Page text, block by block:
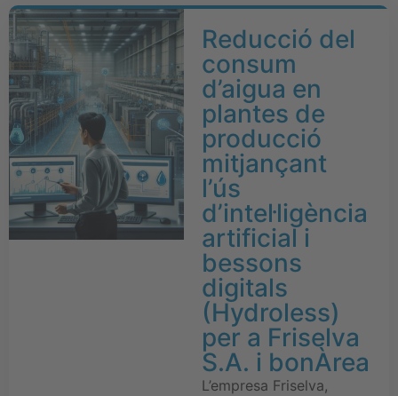
Reducció del
consum
d’aigua en
plantes de
producció
mitjançant
l’ús
d’intel·ligència
artificial i
bessons
digitals
(Hydroless)
per a Friselva
S.A. i bonÀrea
L’empresa Friselva,